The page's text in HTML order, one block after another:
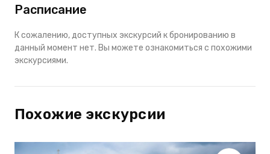
Расписание
К сожалению, доступных экскурсий к бронированию в
данный момент нет. Вы можете ознакомиться с похожими
экскурсиями.
Похожие экскурсии